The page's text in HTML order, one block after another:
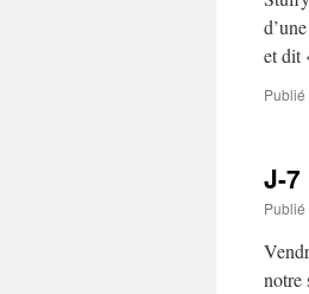
et dit
J-7
Publié
notre